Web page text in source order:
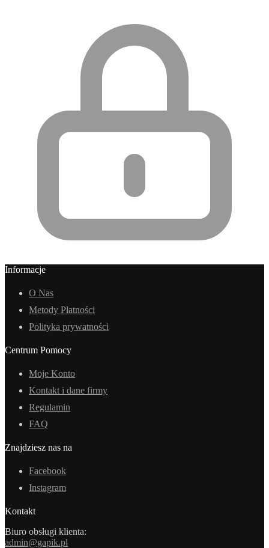
Informacje
O Nas
Metody Płatności
Polityka prywatności
Centrum Pomocy
Moje Konto
Kontakt i dane firmy
Regulamin
FAQ
Znajdziesz nas na
Facebook
Instagram
Kontakt
Biuro obsługi klienta:
admin@gapik.pl